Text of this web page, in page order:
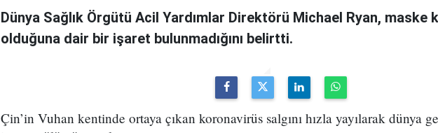
Dünya Sağlık Örgütü Acil Yardımlar Direktörü Michael Ryan, maske
olduğuna dair bir işaret bulunmadığını belirtti.
Çin’in Vuhan kentinde ortaya çıkan koronavirüs salgını hızla yayılarak dünya